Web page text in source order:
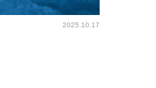
2025.10.17